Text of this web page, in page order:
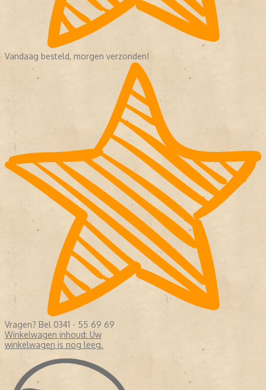
Vandaag besteld, morgen verzonden!
Vragen? Bel 0341 - 55 69 69
Winkelwagen inhoud: Uw
winkelwagen is nog leeg.